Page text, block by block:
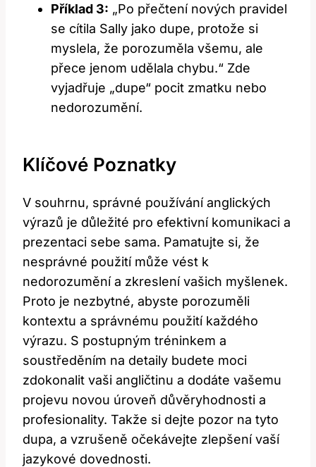
Příklad 3: „Po přečtení nových pravidel
se cítila Sally jako dupe, protože si
myslela, že porozuměla všemu, ale
přece jenom udělala chybu.“ Zde
vyjadřuje „dupe“ pocit zmatku nebo
nedorozumění.
Klíčové Poznatky
V souhrnu, správné používání anglických
výrazů je důležité pro efektivní komunikaci a
prezentaci sebe sama. Pamatujte si, že
nesprávné použití může vést k
nedorozumění a zkreslení vašich myšlenek.
Proto je nezbytné, abyste porozuměli
kontextu a správnému použití každého
výrazu. S postupným tréninkem a
soustředěním na detaily budete moci
zdokonalit vaši angličtinu a dodáte vašemu
projevu novou úroveň důvěryhodnosti a
profesionality. Takže si dejte pozor na tyto
dupa, a vzrušeně očekávejte zlepšení vaší
jazykové dovednosti.